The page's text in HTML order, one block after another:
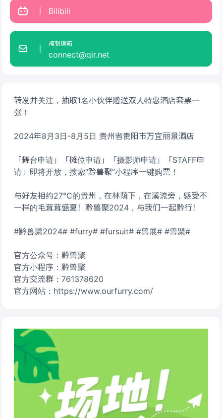
转发并关注，抽取1名小伙伴赠送双人特惠酒店套票一
张！
2024年8月3日-8月5日 贵州省贵阳市万宜丽景酒店
「舞台申请」「摊位申请」「摄影师申请」「STAFF申
请」即将开放，搜索“黔兽聚”小程序一键购票！
与好友相约27℃的贵州，在林荫下，在溪流旁，感受不
一样的毛茸茸盛夏！黔兽聚2024，与我们一起黔行！
#黔兽聚2024# #furry# #fursuit# #兽展# #兽聚#
官方公众号：黔兽聚
官方小程序：黔兽聚
官方交流群：761378620
Bilibili
複製信箱
connect@qir.net